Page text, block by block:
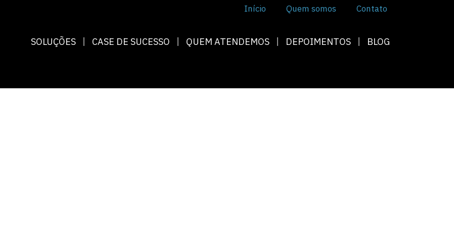
Início Quem somos Contato
SOLUÇÕES CASE DE SUCESSO QUEM ATENDEMOS DEPOIMENTOS BLOG